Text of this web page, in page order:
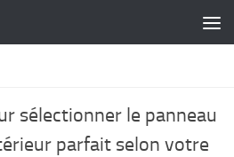
sélectionner le panneau
parfait selon votre